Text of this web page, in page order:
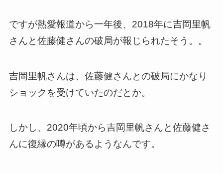
ですが熱愛報道から一年後、2018年に吉岡里帆
さんと佐藤健さんの破局が報じられたそう。。
吉岡里帆さんは、佐藤健さんとの破局にかなり
ショックを受けていたのだとか。
しかし、2020年頃から吉岡里帆さんと佐藤健さ
んに復縁の噂があるようなんです。